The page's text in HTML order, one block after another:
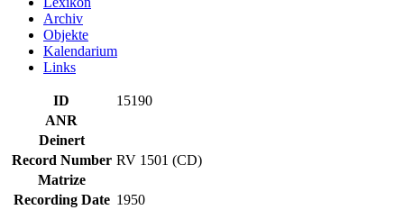
Archiv
Objekte
Kalendarium
Links
ID
15190
ANR
Deinert
Record Number RV 1501 (CD)
Matrize
Recording Date 1950